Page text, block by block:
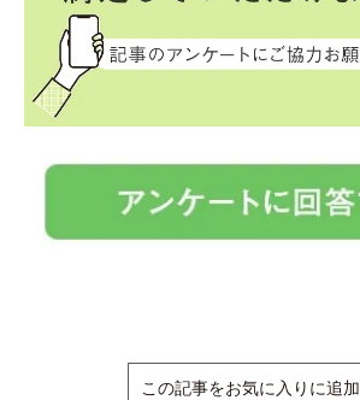
この記事をお気に入りに追加